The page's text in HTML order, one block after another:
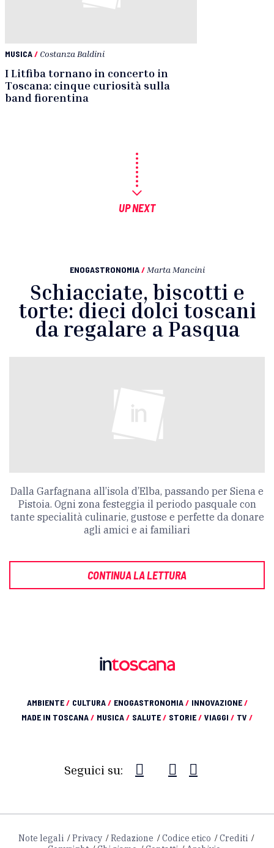
MUSICA/ Costanza Baldini
I Litfiba tornano in concerto in
Toscana: cinque curiosità sulla
band fiorentina
UP NEXT
ENOGASTRONOMIA / Marta Mancini
Schiacciate, biscotti e
torte: dieci dolci toscani
da regalare a Pasqua
Dalla Garfagnana all’isola d’Elba, passando per Siena e
Pistoia. Ogni zona festeggia il periodo pasquale con
tante specialità culinarie, gustose e perfette da donare
agli amici e ai familiari
CONTINUA LA LETTURA
AMBIENTE/ CULTURA/ ENOGASTRONOMIA/ INNOVAZIONE/
MADE IN TOSCANA/ MUSICA/ SALUTE/ STORIE/ VIAGGI / TV /
Seguici su:
Note legali Privacy Redazione Codice etico
Crediti